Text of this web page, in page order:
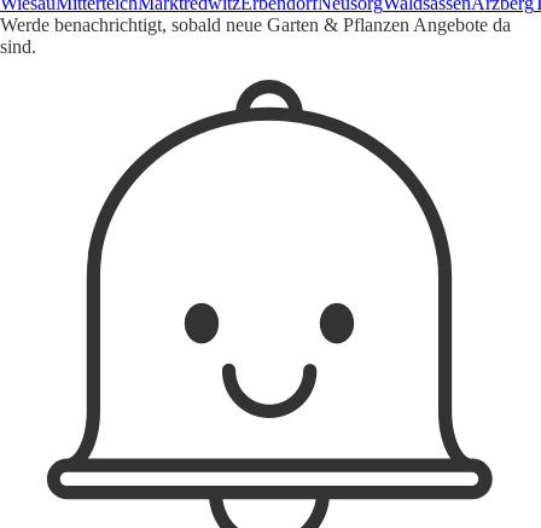
Werde benachrichtigt, sobald neue Garten & Pflanzen Angebote da
sind.